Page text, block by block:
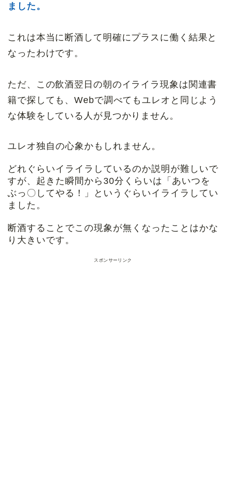
ました。
これは本当に断酒して明確にプラスに働く結果と
なったわけです。
ただ、この飲酒翌日の朝のイライラ現象は関連書
籍で探しても、Webで調べてもユレオと同じよう
な体験をしている人が見つかりません。
ユレオ独自の心象かもしれません。
どれぐらいイライラしているのか説明が難しいで
すが、起きた瞬間から30分くらいは「あいつを
ぶっ〇してやる！」というぐらいイライラしてい
ました。
断酒することでこの現象が無くなったことはかな
り大きいです。
スポンサーリンク